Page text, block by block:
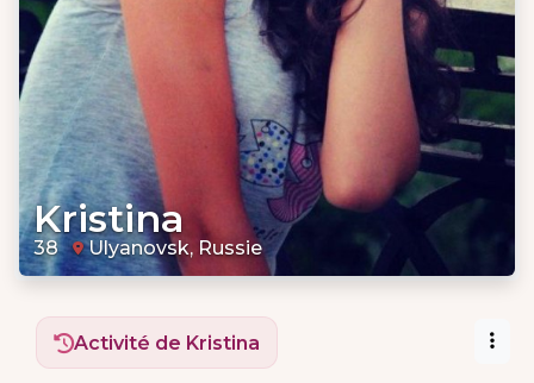
Kristina
38 Ulyanovsk, Russie
Activité de Kristina